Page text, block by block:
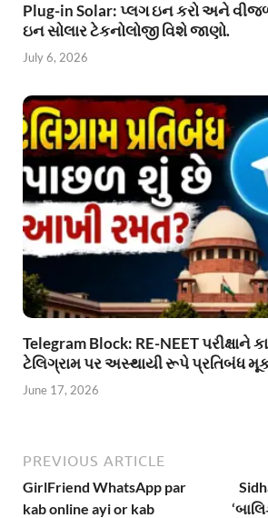
Plug-in Solar: પ્લગ ઇન કરો અને
ઇન સોલાર ટેકનોલોજી વિશે જાણો.
July 6, 2026
Telegram Block: RE-NEET પરીક્ષાને
ટેલિગ્રામ પર અસ્થાયી રૂપે પ્રતિબંધ
June 17, 2026
PREVIOUS ARTICLE
GirlFriend WhatsApp par
kab online ayi or kab